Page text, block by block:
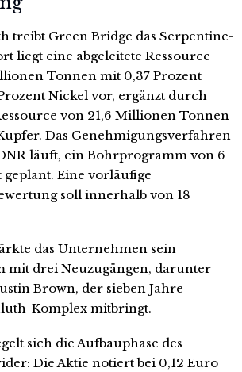
treibt Green Bridge das Serpentine-
liegt eine abgeleitete Ressource
Tonnen mit 0,37 Prozent
Nickel vor, ergänzt durch
von 21,6 Millionen Tonnen
Das Genehmigungsverfahren
läuft, ein Bohrprogramm von 6
geplant. Eine vorläufige
soll innerhalb von 18
das Unternehmen sein
mit drei Neuzugängen, darunter
Brown, der sieben Jahre
Komplex mitbringt.
sich die Aufbauphase des
Die Aktie notiert bei 0,12 Euro